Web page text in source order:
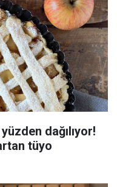
dağılıyor!
tüyo